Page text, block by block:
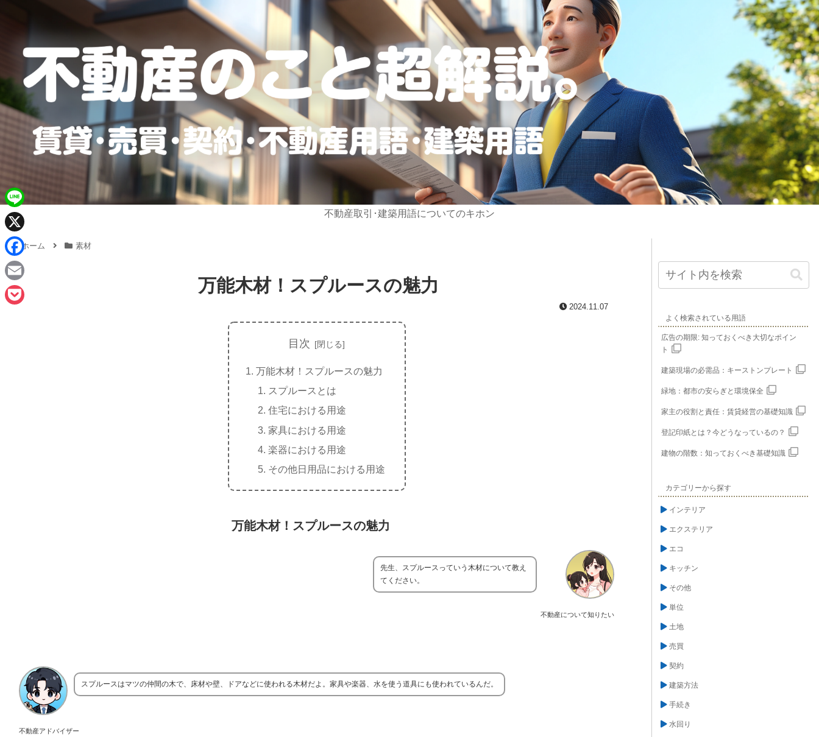
不動産取引･建築用語についてのキホン
ホーム 素材
万能木材！スプルースの魅力
2024.11.07
目次
万能木材！スプルースの魅力
スプルースとは
住宅における用途
家具における用途
楽器における用途
その他日用品における用途
万能木材！スプルースの魅力
不動産について知りたい
先生、スプルースっていう木材について教え
てください。
不動産アドバイザー
スプルースはマツの仲間の木で、床材や壁、ドアなどに使われる木材だよ。家具や楽器、水を使う道具にも使われているんだ。
よく検索されている用語
広告の期限: 知っておくべき大切なポイン
ト
建築現場の必需品：キーストンプレート
緑地：都市の安らぎと環境保全
家主の役割と責任：賃貸経営の基礎知識
登記印紙とは？今どうなっているの？
建物の階数：知っておくべき基礎知識
カテゴリーから探す
インテリア
エクステリア
エコ
キッチン
その他
単位
土地
売買
契約
建築方法
手続き
水回り
L
n
e
X
F
a
c
E